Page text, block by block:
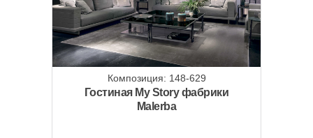
Композиция: 148-629
Гостиная My Story фабрики
Malerba